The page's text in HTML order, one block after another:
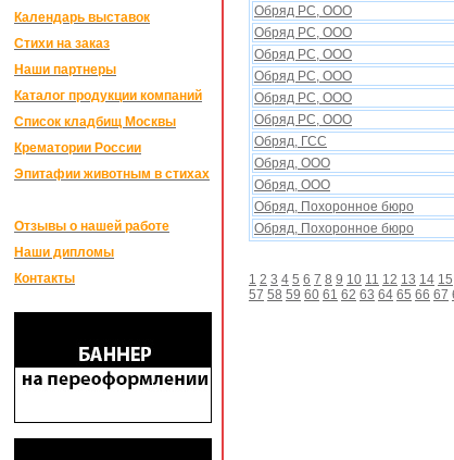
Календарь выставок
Стихи на заказ
Наши партнеры
Каталог продукции компаний
Список кладбищ Москвы
Крематории России
Эпитафии животным в стихах
Отзывы о нашей работе
Наши дипломы
Контакты
Обряд РС, ООО
Обряд РС, ООО
Обряд РС, ООО
Обряд РС, ООО
Обряд РС, ООО
Обряд РС, ООО
Обряд, ГСС
Обряд, ООО
Обряд, ООО
Обряд, Поxоронное бюро
Обряд, Поxоронное бюро
1 2 3 4 5 6 7 8 9 10 11 12 13 14 15
57 58 59 60 61 62 63 64 65 66 67